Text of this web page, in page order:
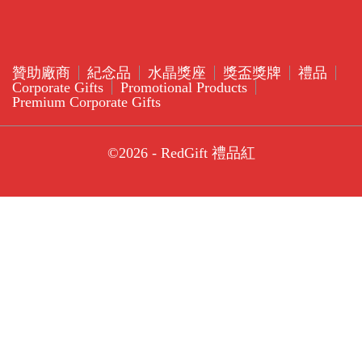
贊助廠商 紀念品 水晶獎座 獎盃獎牌
禮品
Corporate Gifts
Promotional Products
Premium Corporate Gifts
©2026 - RedGift 禮品紅